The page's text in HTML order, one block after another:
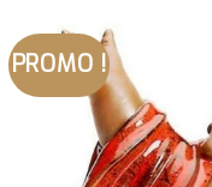
PROMO !